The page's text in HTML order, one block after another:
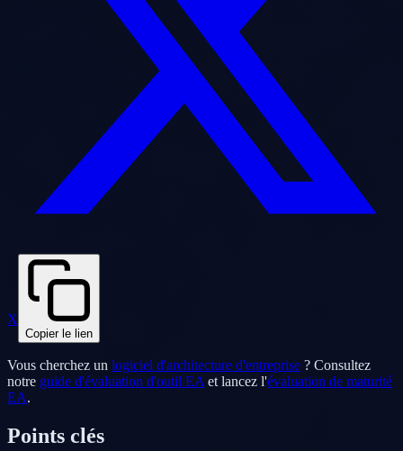
X
Copier le lien
Vous cherchez un logiciel d'architecture d'entreprise ? Consultez
notre guide d'évaluation d'outil EA et lancez l'évaluation de maturité
EA.
Points clés